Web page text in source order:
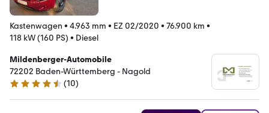
Kastenwagen • 4.963 mm • EZ 02/2020 • 76.900 km •
118 kW (160 PS) • Diesel
Mildenberger-Automobile
72202 Baden-Württemberg - Nagold
4.4 Sterne
(10)